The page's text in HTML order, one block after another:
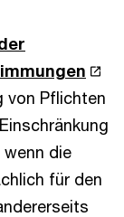
von Pflichten
die
für den